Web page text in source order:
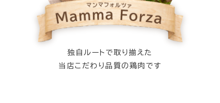
独自ルートで取り揃えた
当店こだわり品質の鶏肉です